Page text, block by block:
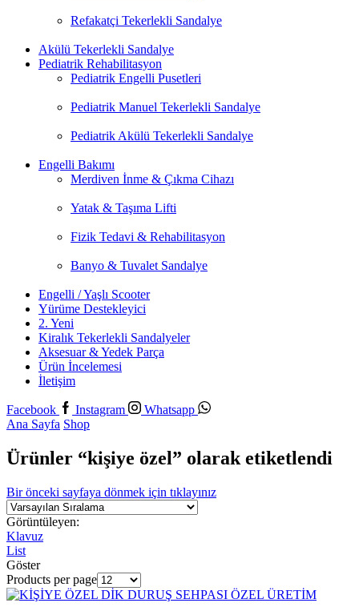
Refakatçi Tekerlekli Sandalye
Akülü Tekerlekli Sandalye
Pediatrik Rehabilitasyon
Pediatrik Engelli Pusetleri
Pediatrik Manuel Tekerlekli Sandalye
Pediatrik Akülü Tekerlekli Sandalye
Engelli Bakımı
Merdiven İnme & Çıkma Cihazı
Yatak & Taşıma Lifti
Fizik Tedavi & Rehabilitasyon
Banyo & Tuvalet Sandalye
Engelli / Yaşlı Scooter
Yürüme Destekleyici
2. Yeni
Kiralık Tekerlekli Sandalyeler
Aksesuar & Yedek Parça
Ürün İncelemesi
İletişim
Facebook Instagram
Whatsapp
Ana Sayfa Shop
Ürünler “kişiye özel” olarak etiketlendi
Bir önceki sayfaya dönmek için tıklayınız
Görüntüleyen:
Klavuz
List
Göster
Products per page